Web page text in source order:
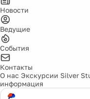
Новости
Ведущие
События
Контакты
О нас Экскурсии Silver
информация